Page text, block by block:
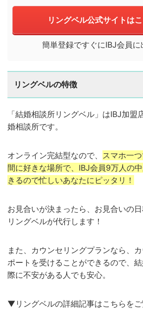
リングベル公式サイトは
簡単登録ですぐにIBJ会員に
リングベルの特徴
「結婚相談所リングベル」はIBJ加盟
婚相談所です。
オンライン完結型なので、 スマホ一
間に好きな場所で、IBJ会員9万人の
きるので忙しいあなたにピッタリ！
お見合いが決まったら、お見合いの
リングベルが代行します！
また、カウンセリングプランなら、
ポートを受けることができるので、
際に不安がある人でも安心。
▼リングベルの詳細記事はこちらをご